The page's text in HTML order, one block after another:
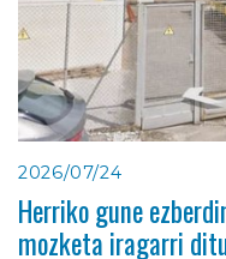
2026/07/24
Herriko gune
mozketa iragarri